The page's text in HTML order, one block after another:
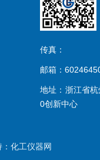
传真：
邮箱：
地址：浙江省
0创新中心
化工仪器网